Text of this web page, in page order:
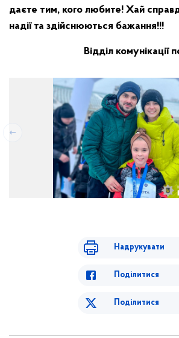
даєте тим, кого любите! Хай
надії та здійснюються бажання!!!
Відділ комунікації
Надрукувати
Поділитися
Поділитися